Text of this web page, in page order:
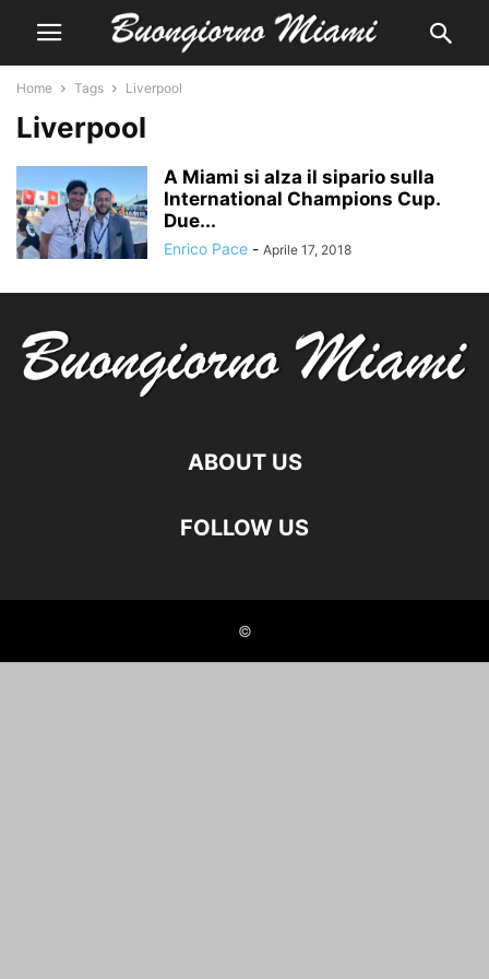
Home Tags Liverpool
Liverpool
A Miami si alza il sipario sulla
International Champions Cup.
Due...
Enrico Pace - Aprile 17, 2018
ABOUT US
FOLLOW US
©